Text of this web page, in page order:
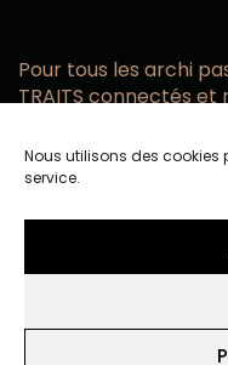
Nous utilisons des cookies
service.
Pour tous les archi
TRAITS connectés
email
confidentialité.